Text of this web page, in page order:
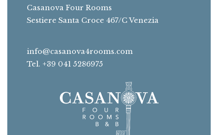
Casanova Four Rooms
Sestiere Santa Croce 467/C Venezia
info@casanova4rooms.com
Tel. +39 041 5286975